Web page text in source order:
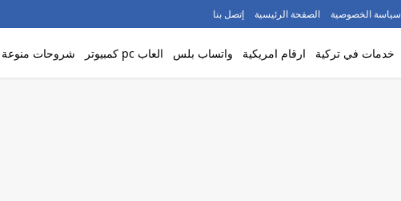
سياسة الخصوصية الصفحة الرئيسية إتصل بنا
خدمات في تركية ارقام امريكية واتساب بلس العاب pc كمبيوتر شروحات منوعة